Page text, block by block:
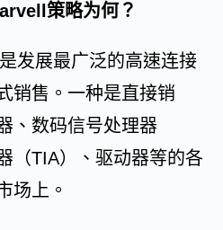
策略为何？
发展最广泛的高速连接
销售。一种是直接销
、数码信号处理器
（TIA）、驱动器等的各
场上。